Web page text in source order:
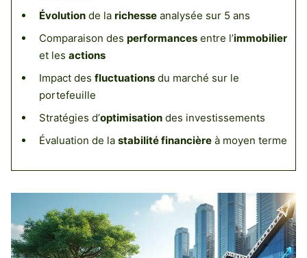
Évolutionde la richesseanalysée sur 5 ans
Comparaison des performancesentre l’immobilier
et les actions
Impact des fluctuationsdu marché sur le
portefeuille
Stratégies d’optimisationdes investissements
Évaluation de la stabilité financièreà moyen terme